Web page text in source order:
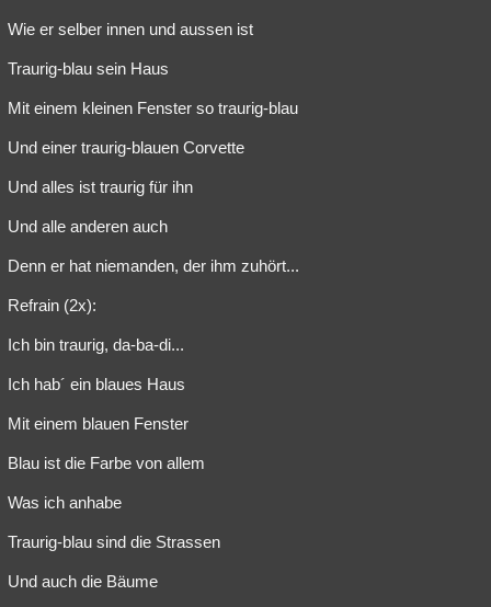
Wie er selber innen und aussen ist
Traurig-blau sein Haus
Mit einem kleinen Fenster so traurig-blau
Und einer traurig-blauen Corvette
Und alles ist traurig für ihn
Und alle anderen auch
Denn er hat niemanden, der ihm zuhört...
Refrain (2x):
Ich bin traurig, da-ba-di...
Ich hab´ ein blaues Haus
Mit einem blauen Fenster
Blau ist die Farbe von allem
Was ich anhabe
Traurig-blau sind die Strassen
Und auch die Bäume